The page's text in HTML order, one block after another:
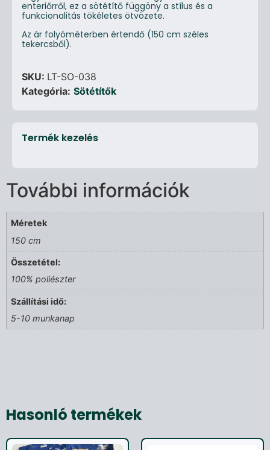
enteriőrről, ez a sötétítő függöny a stílus és a
funkcionalitás tökéletes ötvözete.
Az ár folyóméterben értendő (150 cm széles
tekercsből).
SKU: LT-SO-038
Kategória: Sötétítők
Termék kezelés
További információk
Méretek
150 cm
Összetétel:
100% poliészter
Szállítási idő:
5-10 munkanap
Hasonló termékek